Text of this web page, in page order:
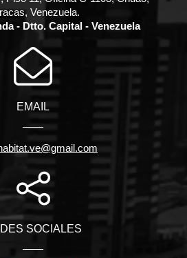
Venezuela.
- Dtto. Capital - Venezuela
EMAIL
SOCIALES